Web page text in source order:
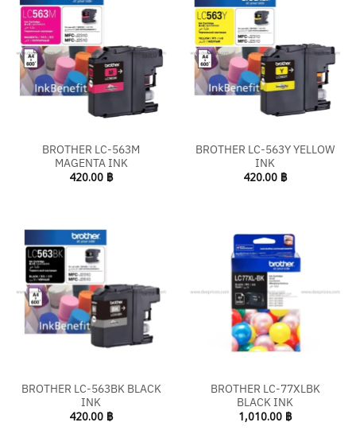
BROTHER LC-563M
MAGENTA INK
420.00 ฿
BROTHER LC-563Y YELLOW
INK
420.00 ฿
BROTHER LC-563BK BLACK
INK
420.00 ฿
BROTHER LC-77XLBK
BLACK INK
1,010.00 ฿